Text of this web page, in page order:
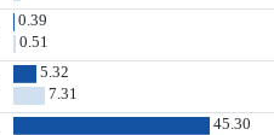
0.39
0.51
5.32
7.31
45.30